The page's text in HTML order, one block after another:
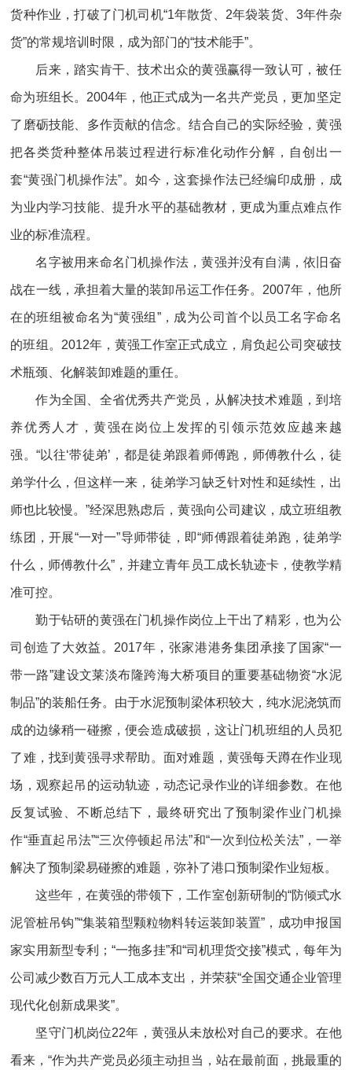
货种作业，打破了门机司机“1年散货、2年袋装货、3年件杂
货”的常规培训时限，成为部门的“技术能手”。
后来，踏实肯干、技术出众的黄强赢得一致认可，被任
命为班组长。2004年，他正式成为一名共产党员，更加坚定
了磨砺技能、多作贡献的信念。结合自己的实际经验，黄强
把各类货种整体吊装过程进行标准化动作分解，自创出一
套“黄强门机操作法”。如今，这套操作法已经编印成册，成
为业内学习技能、提升水平的基础教材，更成为重点难点作
业的标准流程。
名字被用来命名门机操作法，黄强并没有自满，依旧奋
战在一线，承担着大量的装卸吊运工作任务。2007年，他所
在的班组被命名为“黄强组”，成为公司首个以员工名字命名
的班组。2012年，黄强工作室正式成立，肩负起公司突破技
术瓶颈、化解装卸难题的重任。
作为全国、全省优秀共产党员，从解决技术难题，到培
养优秀人才，黄强在岗位上发挥的引领示范效应越来越
强。“以往‘带徒弟’，都是徒弟跟着师傅跑，师傅教什么，徒
弟学什么，但这样一来，徒弟学习缺乏针对性和延续性，出
师也比较慢。”经深思熟虑后，黄强向公司建议，成立班组教
练团，开展“一对一”导师带徒，即“师傅跟着徒弟跑，徒弟学
什么，师傅教什么”，并建立青年员工成长轨迹卡，使教学精
准可控。
勤于钻研的黄强在门机操作岗位上干出了精彩，也为公
司创造了大效益。2017年，张家港港务集团承接了国家“一
带一路”建设文莱淡布隆跨海大桥项目的重要基础物资“水泥
制品”的装船任务。由于水泥预制梁体积较大，纯水泥浇筑而
成的边缘稍一碰擦，便会造成破损，这让门机班组的人员犯
了难，找到黄强寻求帮助。面对难题，黄强每天蹲在作业现
场，观察起吊的运动轨迹，动态记录作业的详细参数。在他
反复试验、不断总结下，最终研究出了预制梁作业门机操
作“垂直起吊法”“三次停顿起吊法”和“一次到位松关法”，一举
解决了预制梁易碰擦的难题，弥补了港口预制梁作业短板。
这些年，在黄强的带领下，工作室创新研制的“防倾式水
泥管桩吊钩”“集装箱型颗粒物料转运装卸装置”，成功申报国
家实用新型专利；“一拖多挂”和“司机理货交接”模式，每年为
公司减少数百万元人工成本支出，并荣获“全国交通企业管理
现代化创新成果奖”。
坚守门机岗位22年，黄强从未放松对自己的要求。在他
看来，“作为共产党员必须主动担当，站在最前面，挑最重的